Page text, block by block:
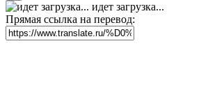
идет загрузка...
Прямая ссылка на перевод: